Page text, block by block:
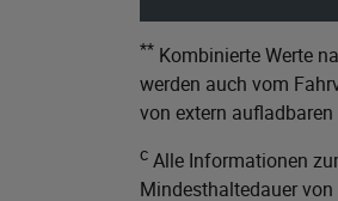
** Kombinierte Werte
werden auch vom
von extern
c Alle Informationen
Mindesthaltedauer